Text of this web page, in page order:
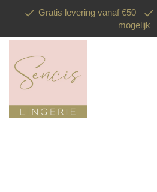
Gratis levering vanaf €50
mogelijk